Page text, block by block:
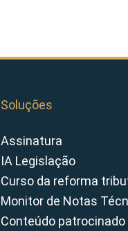
Soluções
Assinatura
IA Legislação
Curso da reforma
Monitor de Notas
Conteúdo patrocinado